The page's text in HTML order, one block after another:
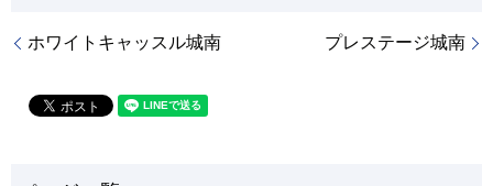
ホワイトキャッスル城南 プレステージ城南